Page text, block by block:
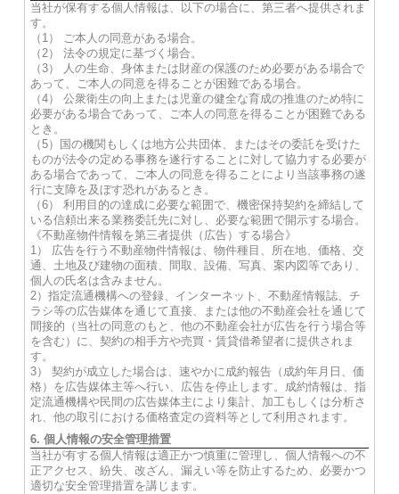
当社が保有する個人情報は、以下の場合に、第三者へ提供されま
す。
（1） ご本人の同意がある場合。
（2） 法令の規定に基づく場合。
（3） 人の生命、身体または財産の保護のため必要がある場合で
あって、ご本人の同意を得ることが困難である場合。
（4） 公衆衛生の向上または児童の健全な育成の推進のため特に
必要がある場合であって、ご本人の同意を得ることが困難である
とき。
（5）国の機関もしくは地方公共団体、またはその委託を受けた
ものが法令の定める事務を遂行することに対して協力する必要が
ある場合であって、ご本人の同意を得ることにより当該事務の遂
行に支障を及ぼす恐れがあるとき。
（6） 利用目的の達成に必要な範囲で、機密保持契約を締結して
いる信頼出来る業務委託先に対し、必要な範囲で開示する場合。
《不動産物件情報を第三者提供（広告）する場合》
1） 広告を行う不動産物件情報は、物件種目、所在地、価格、交
通、土地及び建物の面積、間取、設備、写真、案内図等であり、
個人の氏名は含みません。
2）指定流通機構への登録、インターネット、不動産情報誌、チ
ラシ等の広告媒体を通じて直接、または他の不動産会社を通じて
間接的（当社の同意のもと、他の不動産会社が広告を行う場合等
を含む）に、契約の相手方や売買・賃貸借希望者に提供されま
す。
3） 契約が成立した場合は、速やかに成約報告（成約年月日、価
格）を広告媒体主等へ行い、広告を停止します。成約情報は、指
定流通機構や民間の広告媒体主により集計、加工もしくは分析さ
れ、他の取引における価格査定の資料等として利用されます。
6. 個人情報の安全管理措置
当社が有する個人情報は適正かつ慎重に管理し、個人情報への不
正アクセス、紛失、改ざん、漏えい等を防止するため、必要かつ
適切な安全管理措置を講じます。